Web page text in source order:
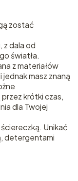
zostać
z dala od
światła.
z materiałów
masz znaną
krótki czas,
dla Twojej
Unikać
detergentami